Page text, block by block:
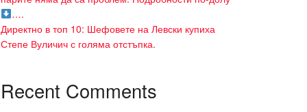
….
Директно в топ 10: Шефовете на Левски купиха
Степе Вуличич с голяма отстъпка.
Recent Comments